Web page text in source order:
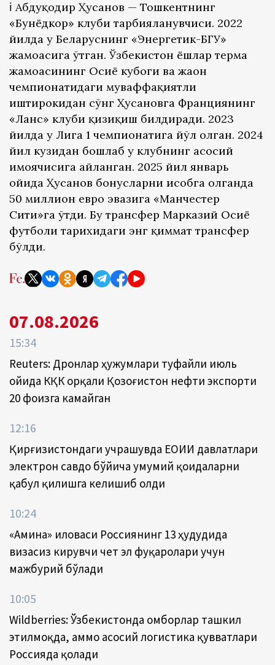
ℹ️ Абдуқодир Ҳусанов — Тошкентнинг
«Бунёдкор» клуби тарбияланувчиси. 2022
йилда у Беларуснинг «Энергетик-БГУ»
жамоасига ўтган. Ўзбекистон ёшлар терма
жамоасининг Осиё кубоги ва жаҳон
чемпионатидаги муваффақиятли
иштирокидан сўнг Ҳусановга Франциянинг
«Ланс» клуби қизиқиш билдиради. 2023
йилда у Лига 1 чемпионатига йўл олган. 2024
йил кузидан бошлаб у клубнинг асосий
ҳимоячисига айланган. 2025 йил январь
ойида Ҳусанов бонусларни ҳисобга олганда
50 миллион евро эвазига «Манчестер
Сити»га ўтди. Бу трансфер Марказий Осиё
футболи тарихидаги энг қиммат трансфер
бўлди.
07.08.2026
15:34
Reuters: Дронлар ҳужумлари туфайли июль
ойида КҚК орқали Қозоғистон нефти экспорти
20 фоизга камайган
12:16
Қирғизистондаги учрашувда ЕОИИ давлатлари
электрон савдо бўйича умумий қоидаларни
қабул қилишга келишиб олди
10:24
«Амина» иловаси Россиянинг 13 ҳудудида
визасиз кирувчи чет эл фуқаролари учун
мажбурий бўлади
10:05
Wildberries: Ўзбекистонда омборлар ташкил
этилмоқда, аммо асосий логистика қувватлари
Россияда қолади